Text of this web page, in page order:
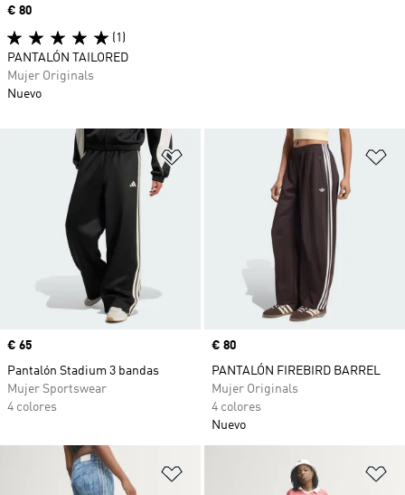
Añadir a la lista de deseos
Precio
€ 65
Pantalón Stadium 3 bandas
Mujer Sportswear
4 colores
Precio
€ 80
PANTALÓN FIREBIRD BARREL
Mujer Originals
4 colores
Nuevo
Añadir a la lista de deseos
Precio
€ 80
(1)
PANTALÓN TAILORED
Mujer Originals
Nuevo